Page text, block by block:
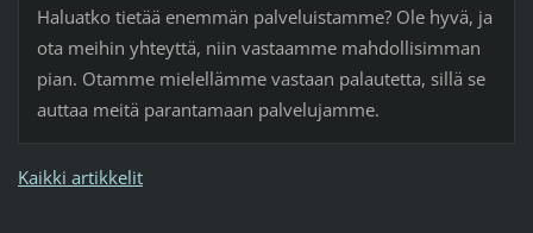
Haluatko tietää enemmän palveluistamme? Ole hyvä, ja
ota meihin yhteyttä, niin vastaamme mahdollisimman
pian. Otamme mielellämme vastaan palautetta, sillä se
auttaa meitä parantamaan palvelujamme.
Kaikki artikkelit